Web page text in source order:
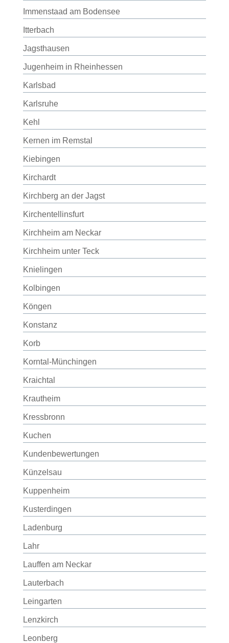
Immenstaad am Bodensee
Itterbach
Jagsthausen
Jugenheim in Rheinhessen
Karlsbad
Karlsruhe
Kehl
Kernen im Remstal
Kiebingen
Kirchardt
Kirchberg an der Jagst
Kirchentellinsfurt
Kirchheim am Neckar
Kirchheim unter Teck
Knielingen
Kolbingen
Köngen
Konstanz
Korb
Korntal-Münchingen
Kraichtal
Krautheim
Kressbronn
Kuchen
Kundenbewertungen
Künzelsau
Kuppenheim
Kusterdingen
Ladenburg
Lahr
Lauffen am Neckar
Lauterbach
Leingarten
Lenzkirch
Leonberg